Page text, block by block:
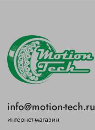
info@motion-tech.ru
интернет-магазин